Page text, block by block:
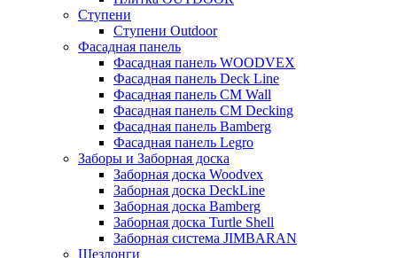
Ступени
Ступени Outdoor
Фасадная панель
Фасадная панель WOODVEX
Фасадная панель Deck Line
Фасадная панель CM Wall
Фасадная панель CM Decking
Фасадная панель Bamberg
Фасадная панель Legro
Заборы и Заборная доска
Заборная доска Woodvex
Заборная доска DeckLine
Заборная доска Bamberg
Заборная доска Turtle Shell
Заборная система JIMBARAN
Шезлонги